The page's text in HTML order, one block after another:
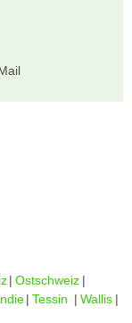
| Ostschweiz |
| Tessin | Wallis |